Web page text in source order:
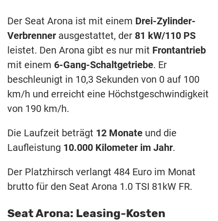
Der Seat Arona ist mit einem Drei-Zylinder-
Verbrenner ausgestattet, der 81 kW/110 PS
leistet. Den Arona gibt es nur mit Frontantrieb
mit einem 6-Gang-Schaltgetriebe. Er
beschleunigt in 10,3 Sekunden von 0 auf 100
km/h und erreicht eine Höchstgeschwindigkeit
von 190 km/h.
Die Laufzeit beträgt 12 Monate und die
Laufleistung 10.000 Kilometer im Jahr.
Der Platzhirsch verlangt 484 Euro im Monat
brutto für den Seat Arona 1.0 TSI 81kW FR.
Seat Arona: Leasing-Kosten